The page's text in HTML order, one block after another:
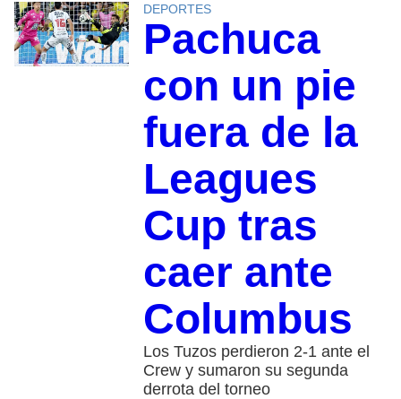
DEPORTES
Pachuca
con un pie
fuera de la
Leagues
Cup tras
caer ante
Columbus
Los Tuzos perdieron 2-1 ante el
Crew y sumaron su segunda
derrota del torneo